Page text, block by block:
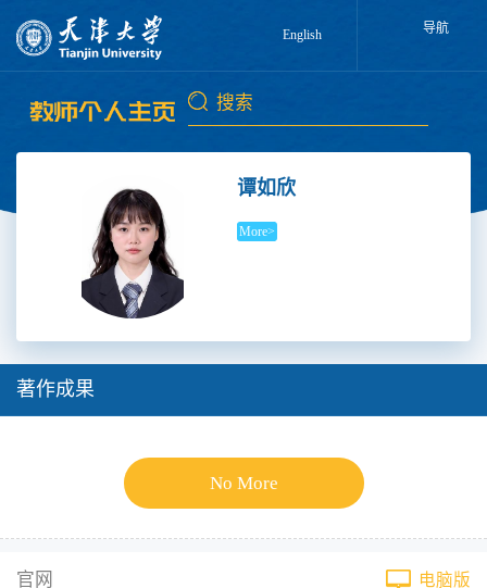
English 导航
谭如欣
More>
著作成果
No More
官网 电脑版